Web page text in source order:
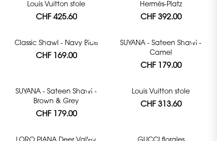
Louis Vuitton stole
CHF 425.60
Hermès-Platz
CHF 392.00
Classic Shawl - Navy Blue
CHF 169.00
SUYANA - Sateen Shawl -
Camel
CHF 179.00
SUYANA - Sateen Shawl -
Brown & Grey
CHF 179.00
Louis Vuitton stole
CHF 313.60